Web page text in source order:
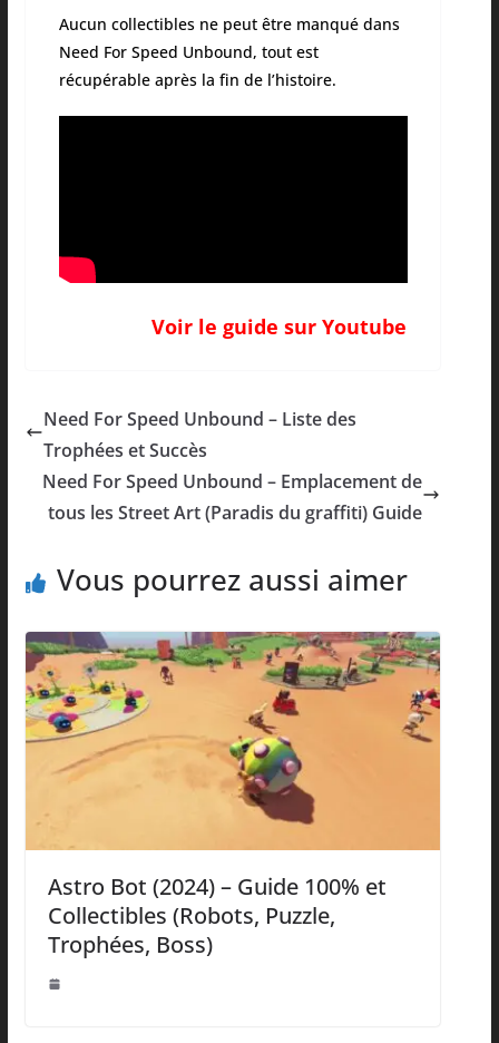
Aucun collectibles ne peut être manqué dans
Need For Speed Unbound, tout est
récupérable après la fin de l’histoire.
Voir le guide sur Youtube
Need For Speed Unbound – Liste des
Trophées et Succès
Need For Speed Unbound – Emplacement de
tous les Street Art (Paradis du graffiti) Guide
Vous pourrez aussi aimer
Astro Bot (2024) – Guide 100% et
Collectibles (Robots, Puzzle,
Trophées, Boss)